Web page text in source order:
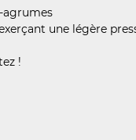
agrumes
une légère
!